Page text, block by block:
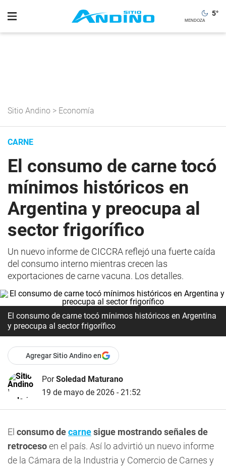
5°
Sitio Andino > Economía
CARNE
El consumo de carne tocó
mínimos históricos en
Argentina y preocupa al
sector frigorífico
Un nuevo informe de CICCRA reflejó una fuerte caída
del consumo interno mientras crecen las
exportaciones de carne vacuna. Los detalles.
El consumo de carne tocó mínimos históricos en Argentina
y preocupa al sector frigorífico
Agregar Sitio Andino en
PorSoledad Maturano
19 de mayo de 2026 - 21:52
El consumo decarnesigue mostrando señales de
retrocesoen el país. Así lo advirtió un nuevo informe
de la Cámara de la Industria y Comercio de Carnes y